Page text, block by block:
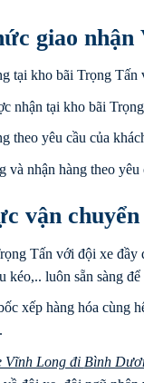
giao nhận
tại kho bãi Trọng Tấn
nhận tại kho bãi
theo yêu cầu của
và nhận hàng theo yêu
vận
Tấn với đội xe đầy
kéo,.. luôn sẵn sàng
xếp hàng hóa cùng
Vĩnh Long đi Bình